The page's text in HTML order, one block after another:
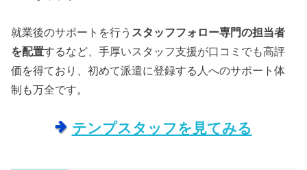
就業後のサポートを行う スタッフフォロー専門の担当者
を配置するなど、手厚いスタッフ支援が口コミでも高評
価を得ており、初めて派遣に登録する人へのサポート体
制も万全です。
テンプスタッフを見てみる